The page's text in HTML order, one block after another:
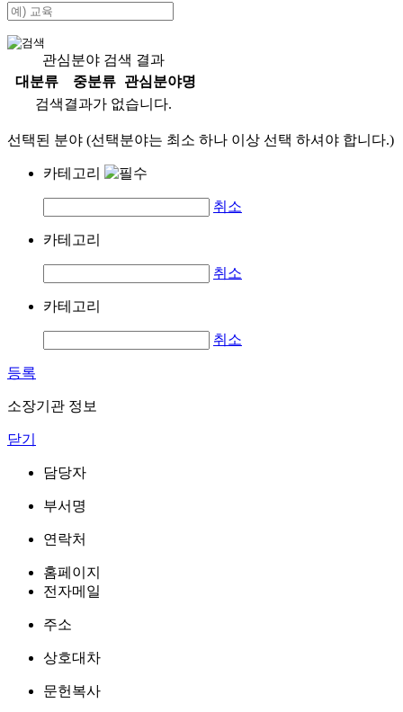
관심분야 검색 결과
대분류
중분류
관심분야명
검색결과가 없습니다.
선택된 분야 (선택분야는 최소 하나 이상 선택 하셔야 합니다.)
카테고리
취소
카테고리
취소
카테고리
취소
등록
소장기관 정보
닫기
담당자
부서명
연락처
홈페이지
전자메일
주소
상호대차
문헌복사